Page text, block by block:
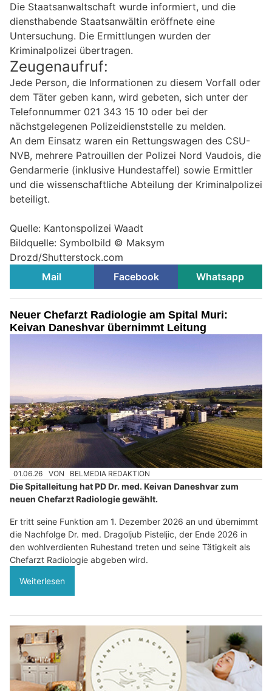
Die Staatsanwaltschaft wurde informiert, und die
diensthabende Staatsanwältin eröffnete eine
Untersuchung. Die Ermittlungen wurden der
Kriminalpolizei übertragen.
Zeugenaufruf:
Jede Person, die Informationen zu diesem Vorfall oder
dem Täter geben kann, wird gebeten, sich unter der
Telefonnummer 021 343 15 10 oder bei der
nächstgelegenen Polizeidienststelle zu melden.
An dem Einsatz waren ein Rettungswagen des CSU-
NVB, mehrere Patrouillen der Polizei Nord Vaudois, die
Gendarmerie (inklusive Hundestaffel) sowie Ermittler
und die wissenschaftliche Abteilung der Kriminalpolizei
beteiligt.
Quelle: Kantonspolizei Waadt
Bildquelle: Symbolbild © Maksym
Drozd/Shutterstock.com
Mail
Facebook Whatsapp
Neuer Chefarzt Radiologie am Spital Muri:
Keivan Daneshvar übernimmt Leitung
01.06.26 VON BELMEDIA REDAKTION
Die Spitalleitung hat PD Dr. med. Keivan Daneshvar zum
neuen Chefarzt Radiologie gewählt.
Er tritt seine Funktion am 1. Dezember 2026 an und übernimmt
die Nachfolge Dr. med. Dragoljub Pisteljic, der Ende 2026 in
den wohlverdienten Ruhestand treten und seine Tätigkeit als
Chefarzt Radiologie abgeben wird.
Weiterlesen